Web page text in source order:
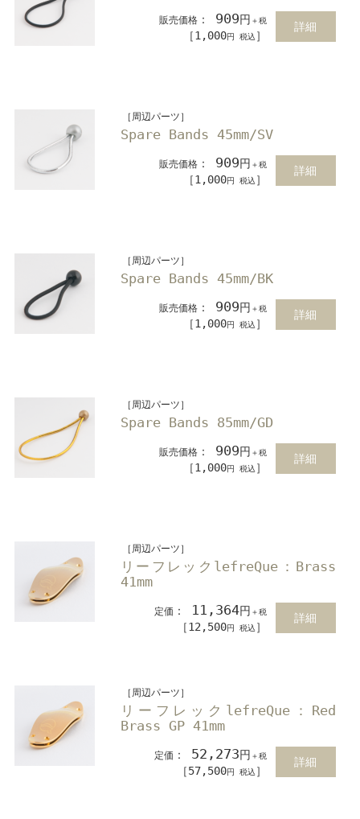
販売価格 ： 909円 ＋税
［1,000円 税込 ］
詳細
［周辺パーツ］
Spare Bands 45mm/SV
販売価格 ： 909円 ＋税
［1,000円 税込 ］
詳細
［周辺パーツ］
Spare Bands 45mm/BK
販売価格 ： 909円 ＋税
［1,000円 税込 ］
詳細
［周辺パーツ］
Spare Bands 85mm/GD
販売価格 ： 909円 ＋税
［1,000円 税込 ］
詳細
［周辺パーツ］
リーフレックlefreQue：Brass
41mm
定価 ： 11,364円 ＋税
［12,500円 税込 ］
詳細
［周辺パーツ］
リーフレックlefreQue：Red
Brass GP 41mm
定価 ： 52,273円 ＋税
［57,500円 税込 ］
詳細